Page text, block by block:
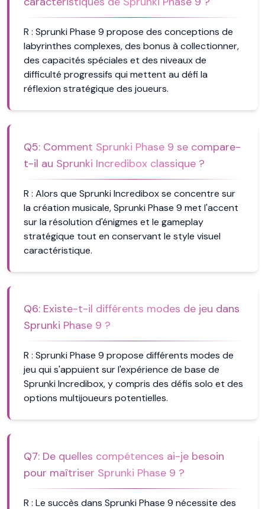
R : Sprunki Phase 9 propose des conceptions de
labyrinthes complexes, des bonus à collectionner,
des capacités spéciales et des niveaux de
difficulté progressifs qui mettent au défi la
réflexion stratégique des joueurs.
Q5: Comment Sprunki Phase 9 se compare-
t-il au Sprunki Incredibox classique ?
R : Alors que Sprunki Incredibox se concentre sur
la création musicale, Sprunki Phase 9 met l'accent
sur la résolution d'énigmes et le gameplay
stratégique tout en conservant le style visuel
caractéristique.
Q6: Existe-t-il différents modes de jeu dans
Sprunki Phase 9 ?
R : Sprunki Phase 9 propose différents modes de
jeu qui s'appuient sur l'expérience de base de
Sprunki Incredibox, y compris des défis solo et des
options multijoueurs potentielles.
Q7: De quelles compétences ai-je besoin
pour maîtriser Sprunki Phase 9 ?
R : Le succès dans Sprunki Phase 9 nécessite des